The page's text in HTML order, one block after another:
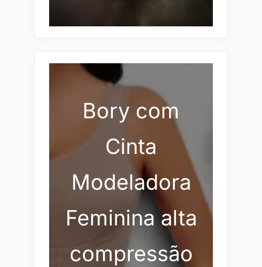
Bory com
Cinta
Modeladora
Feminina alta
compressão